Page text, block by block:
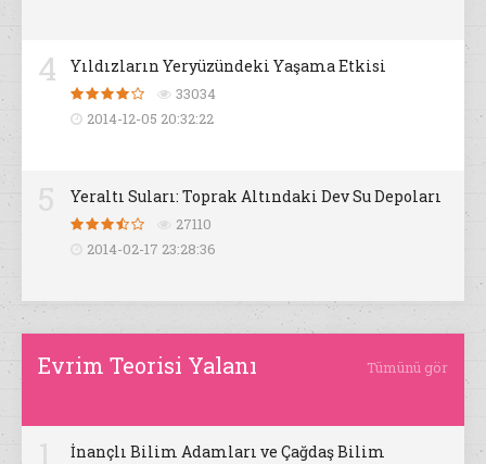
4 Yıldızların Yeryüzündeki Yaşama Etkisi
33034
2014-12-05 20:32:22
Yeraltı Suları: Toprak Altındaki Dev Su Depoları
27110
2014-02-17 23:28:36
Evrim Teorisi Yalanı Tümünü gör
İnançlı Bilim Adamları ve Çağdaş Bilim